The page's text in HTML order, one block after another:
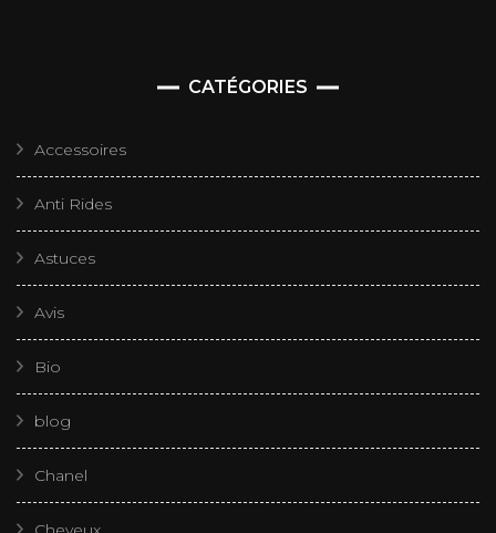
CATÉGORIES
Accessoires
Anti Rides
Astuces
Avis
Bio
blog
Chanel